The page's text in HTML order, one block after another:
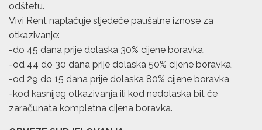
odštetu.
Vivi Rent naplaćuje sljedeće paušalne iznose za
otkazivanje:
-do 45 dana prije dolaska 30% cijene boravka,
-od 44 do 30 dana prije dolaska 50% cijene boravka,
-od 29 do 15 dana prije dolaska 80% cijene boravka,
-kod kasnijeg otkazivanja ili kod nedolaska bit će
zaračunata kompletna cijena boravka.